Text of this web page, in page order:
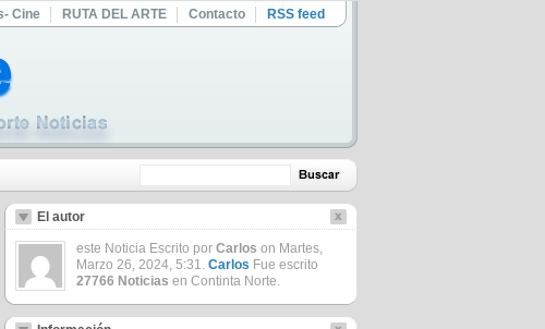
Cine RUTA DEL ARTE Contacto RSS feed
El autor
este Noticia Escrito por Carlos on Martes,
Marzo 26, 2024, 5:31. Carlos Fue escrito
27766 Noticias en Continta Norte.